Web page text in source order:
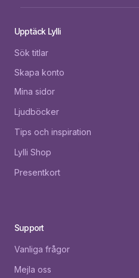
Upptäck Lylli
Sök titlar
Skapa konto
Mina sidor
Ljudböcker
Tips och inspiration
Lylli Shop
Presentkort
Support
Vanliga frågor
Mejla oss